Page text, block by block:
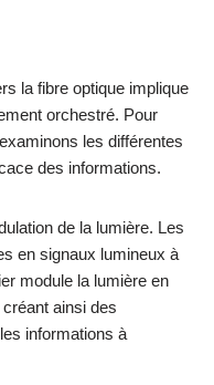
la fibre optique implique
orchestré. Pour
les différentes
des informations.
de la lumière. Les
en signaux lumineux à
module la lumière en
ainsi des
informations à